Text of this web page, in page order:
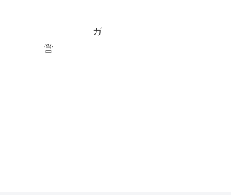
ガ
営 ★